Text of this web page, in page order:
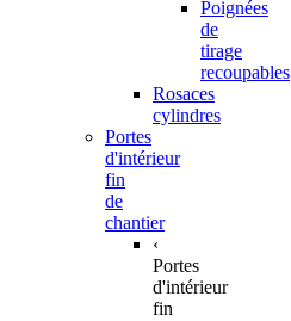
Poignées
de
tirage
recoupables
Rosaces
cylindres
Portes
d'intérieur
fin
de
chantier
‹
Portes
d'intérieur
fin